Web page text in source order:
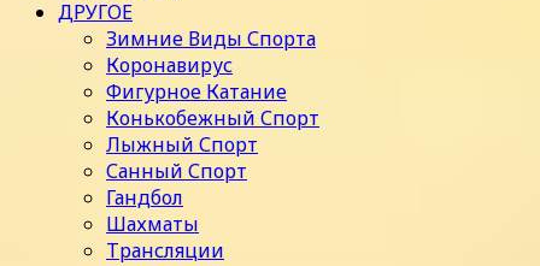
ДРУГОЕ
Зимние Виды Спорта
Коронавирус
Фигурное Катание
Конькобежный Спорт
Лыжный Спорт
Санный Спорт
Гандбол
Шахматы
Трансляции